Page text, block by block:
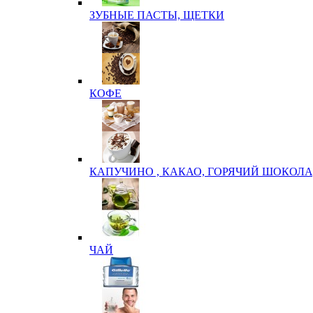
ЗУБНЫЕ ПАСТЫ, ЩЕТКИ
КОФЕ
КАПУЧИНО , КАКАО, ГОРЯЧИЙ
ЧАЙ